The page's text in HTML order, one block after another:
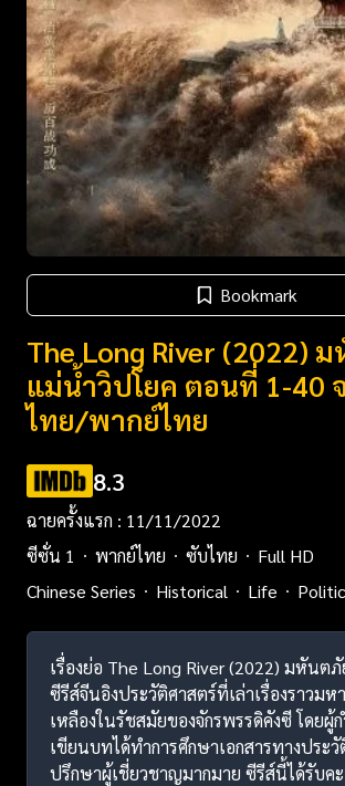
Bookmark
The Long River (2022)
แม่น้ำวิปโยค ตอนที่ 1-40
ไทย/พากย์ไทย
8.3
ฉายครั้งแรก : 11/11/2022
ซีซั่น 1
พากย์ไทย ซับไทย
Full HD
Chinese Series
Historical Life
เรื่องย่อ The Long River (2022) มหันต
ซีรีส์จีนอิงประวัติศาสตร์ที่เล่าเรื่องราวม
เหลืองในรัชสมัยของจักรพรรดิคังซี โดยผู้
เขียนบทได้ทำการศึกษาเอกสารทางประ
ปรึกษาผู้เชี่ยวชาญมากมาย ซีรีส์นี้ได้รับค